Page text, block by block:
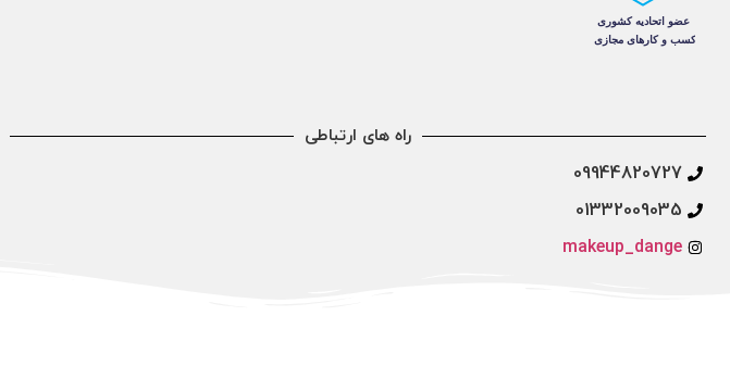
راه های ارتباطی
09944820727
01332009035
makeup_dange